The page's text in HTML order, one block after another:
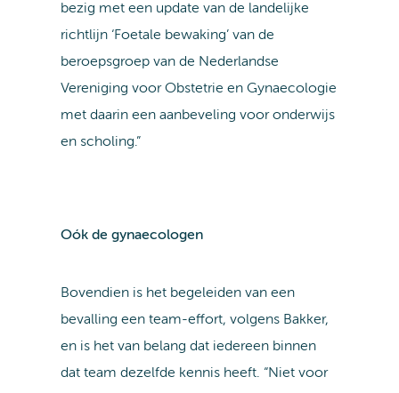
bezig met een update van de landelijke
richtlijn ‘Foetale bewaking’ van de
beroepsgroep van de Nederlandse
Vereniging voor Obstetrie en Gynaecologie
met daarin een aanbeveling voor onderwijs
en scholing.”
Oók de gynaecologen
Bovendien is het begeleiden van een
bevalling een team-effort, volgens Bakker,
en is het van belang dat iedereen binnen
dat team dezelfde kennis heeft. “Niet voor